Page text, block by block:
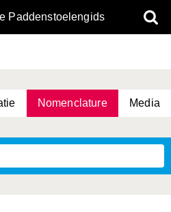
Paddenstoelengids
Nomenclature Media